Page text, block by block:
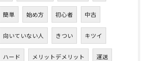
簡単 始め方 初心者 中古
向いていない人 きつい キツイ
ハード メリットデメリット 運送